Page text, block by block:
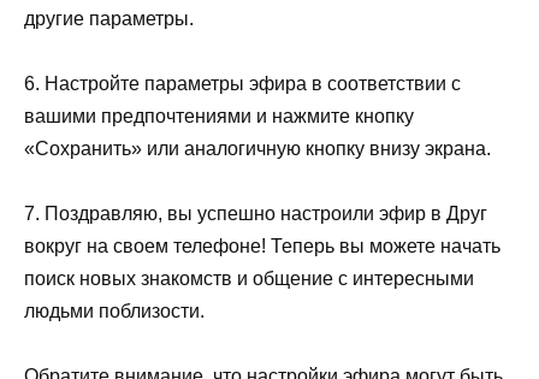
другие параметры.
6. Настройте параметры эфира в соответствии с
вашими предпочтениями и нажмите кнопку
«Сохранить» или аналогичную кнопку внизу экрана.
7. Поздравляю, вы успешно настроили эфир в Друг
вокруг на своем телефоне! Теперь вы можете начать
поиск новых знакомств и общение с интересными
людьми поблизости.